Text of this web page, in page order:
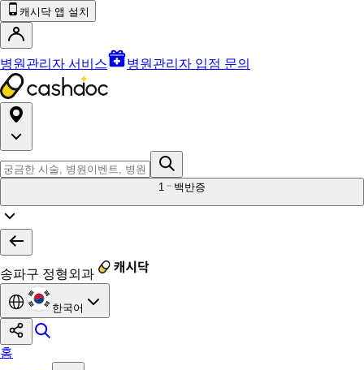
캐시닥 앱 설치
병원관리자 서비스 병원관리자 입점 문의
1 백반증
송파구 정형외과
한국어
홈